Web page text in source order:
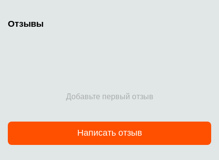
Отзывы
Добавьте первый отзыв
Написать отзыв